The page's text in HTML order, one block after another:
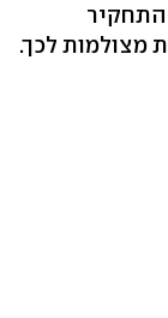
מצולמות לכך.